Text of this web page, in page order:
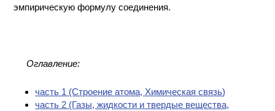
эмпирическую формулу соединения.
Оглавление:
часть 1 (Cтроение атома, Химическая связь)
часть 2 (Газы, жидкости и твердые вещества,